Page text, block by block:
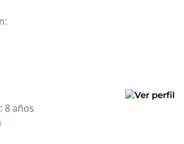
8 años